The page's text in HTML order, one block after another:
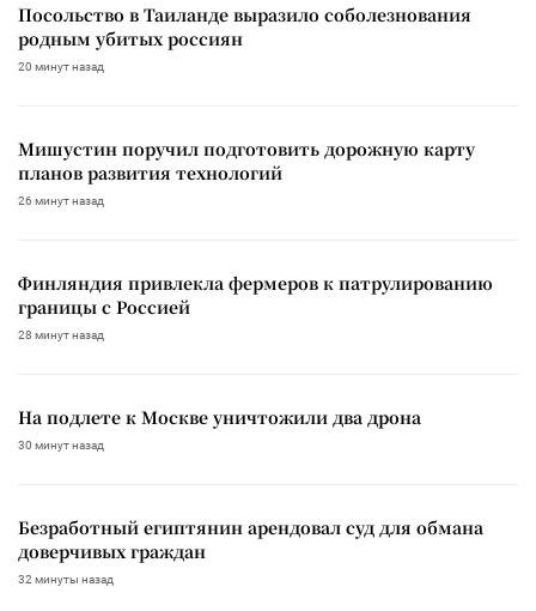
Посольство в Таиланде выразило соболезнования
родным убитых россиян
20 минут назад
Мишустин поручил подготовить дорожную карту
планов развития технологий
26 минут назад
Финляндия привлекла фермеров к патрулированию
границы с Россией
28 минут назад
На подлете к Москве уничтожили два дрона
30 минут назад
Безработный египтянин арендовал суд для обмана
доверчивых граждан
32 минуты назад